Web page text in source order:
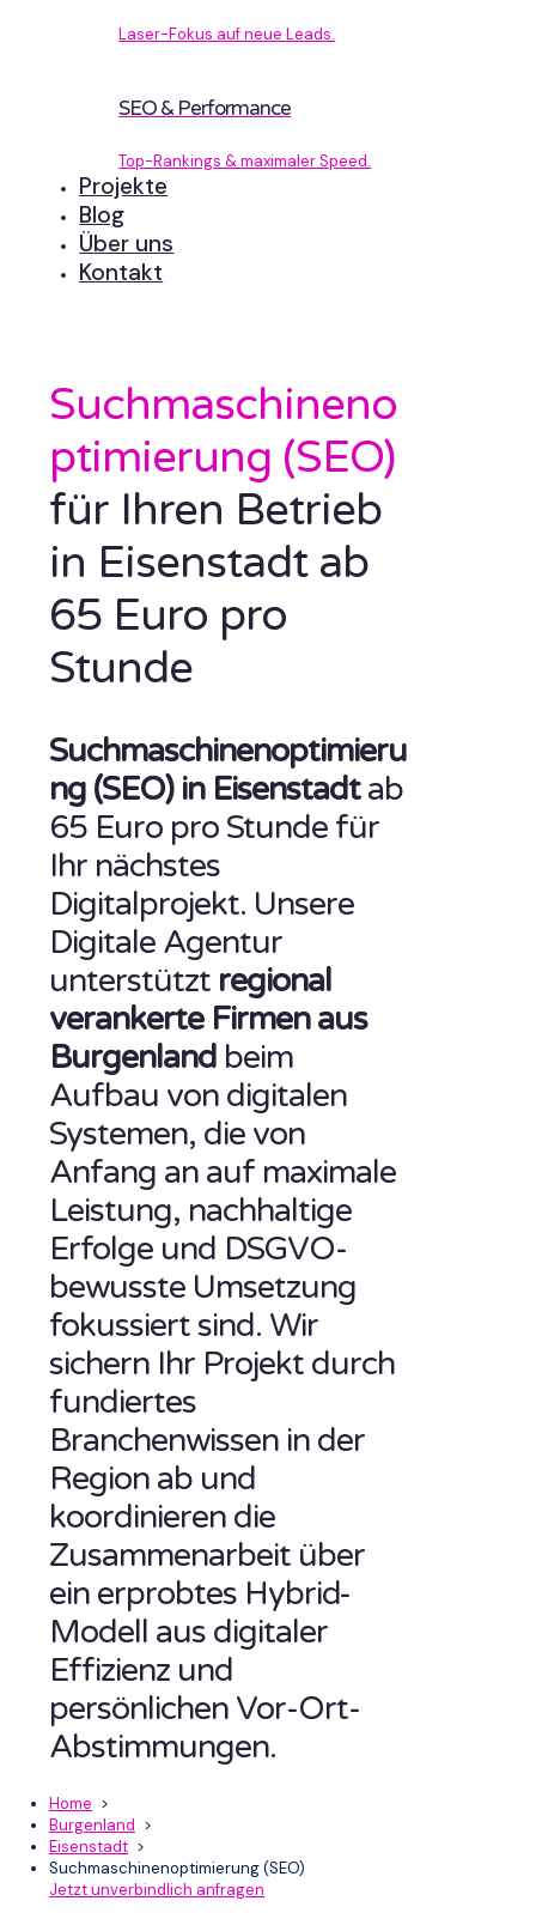
Laser-Fokus auf neue Leads.
SEO & Performance
Top-Rankings & maximaler Speed.
Projekte
Blog
Über uns
Kontakt
Suchmaschineno
ptimierung (SEO)
für Ihren Betrieb
in Eisenstadt ab
65 Euro pro
Stunde
Suchmaschinenoptimieru
ng (SEO) in Eisenstadtab
65 Euro pro Stunde für
Ihr nächstes
Digitalprojekt. Unsere
Digitale Agentur
unterstützt regional
verankerte Firmen aus
Burgenland beim
Aufbau von digitalen
Systemen, die von
Anfang an auf maximale
Leistung, nachhaltige
Erfolge und DSGVO-
bewusste Umsetzung
fokussiert sind. Wir
sichern Ihr Projekt durch
fundiertes
Branchenwissen in der
Region ab und
koordinieren die
Zusammenarbeit über
ein erprobtes Hybrid-
Modell aus digitaler
Effizienz und
persönlichen Vor-Ort-
Abstimmungen.
Home >
Burgenland >
Eisenstadt >
Suchmaschinenoptimierung (SEO)
Jetzt unverbindlich anfragen